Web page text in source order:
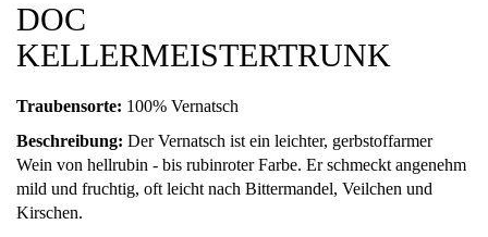
DOC
KELLERMEISTERTRUNK
Traubensorte: 100% Vernatsch
Beschreibung: Der Vernatsch ist ein leichter, gerbstoffarmer
Wein von hellrubin - bis rubinroter Farbe. Er schmeckt angenehm
mild und fruchtig, oft leicht nach Bittermandel, Veilchen und
Kirschen.